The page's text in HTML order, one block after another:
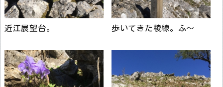
近江展望台。 歩いてきた稜線。ふ～